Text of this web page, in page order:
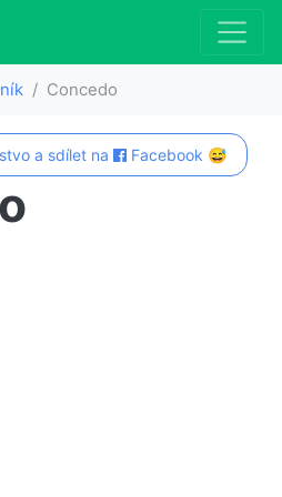
Concedo
a sdílet na Facebook 😅